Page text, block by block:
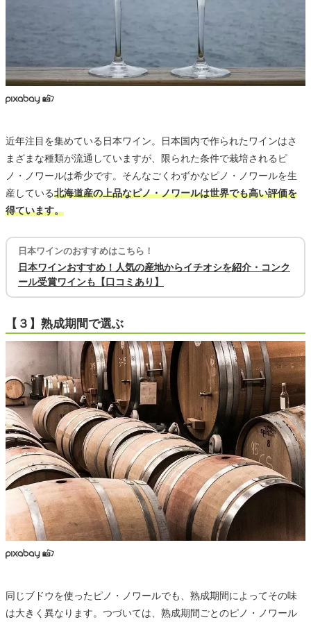
近年注目を集めている日本ワイン。日本国内で作られたワインはさ
まざまな種類が流通していますが、限られた条件で栽培されるピ
ノ・ノワールは希少です。そんなごくわずかなピノ・ノワールを生
産している北海道産の上品なピノ・ノワールは世界でも高い評価を
得ています。
日本ワインのおすすめはこちら！
日本ワインおすすめ！人気の産地からイチオシを紹介・コンク
ール受賞ワインも【口コミあり】
【３】熟成期間で選ぶ
同じブドウを使ったピノ・ノワールでも、熟成期間によってその味
は大きく異なります。つづいては、熟成期間ごとのピノ・ノワール